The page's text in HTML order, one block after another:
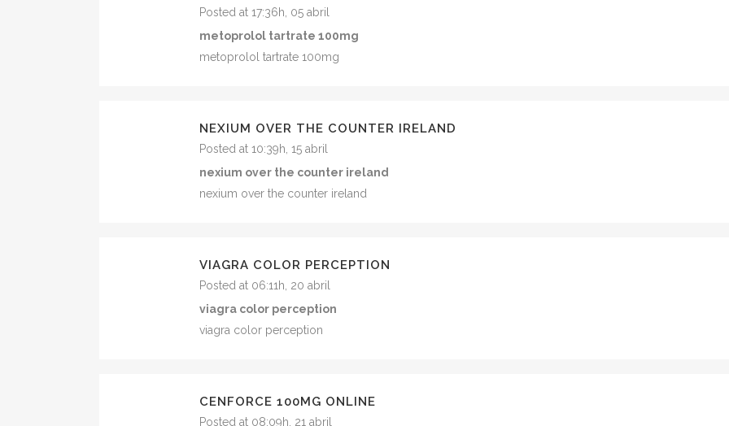
Posted at 17:36h, 05 abril
metoprolol tartrate 100mg
metoprolol tartrate 100mg
NEXIUM OVER THE COUNTER IRELAND
Posted at 10:39h, 15 abril
nexium over the counter ireland
nexium over the counter ireland
VIAGRA COLOR PERCEPTION
Posted at 06:11h, 20 abril
viagra color perception
viagra color perception
CENFORCE 100MG ONLINE
Posted at 08:09h, 21 abril